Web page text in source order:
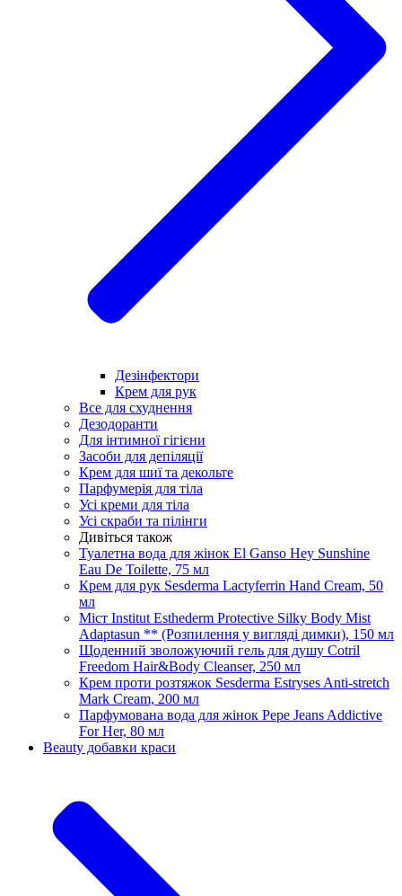
Дезінфектори
Крем для рук
Все для схуднення
Дезодоранти
Для інтимної гігієни
Засоби для депіляції
Крем для шиї та декольте
Парфумерія для тіла
Усі креми для тіла
Усі скраби та пілінги
Дивіться також
Туалетна вода для жінок El Ganso Hey Sunshine
Eau De Toilette, 75 мл
Крем для рук Sesderma Lactyferrin Hand Cream, 50
мл
Міст Institut Esthederm Protective Silky Body Mist
Adaptasun ** (Розпилення у вигляді димки), 150 мл
Щоденний зволожуючий гель для душу Cotril
Freedom Hair&Body Cleanser, 250 мл
Крем проти розтяжок Sesderma Estryses Anti-stretch
Mark Cream, 200 мл
Парфумована вода для жінок Pepe Jeans Addictive
For Her, 80 мл
Beauty добавки краси